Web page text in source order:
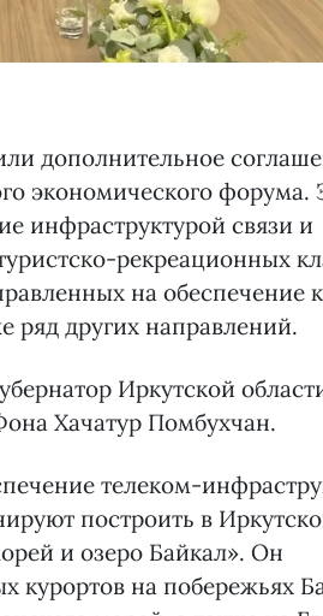
дополнительное
экономического форума.
инфраструктурой связи и
рекреационных
на обеспечение
ряд других направлений.
Иркутской
Хачатур Помбухчан.
телеком-
построить в
и озеро Байкал». Он
курортов на побережьях